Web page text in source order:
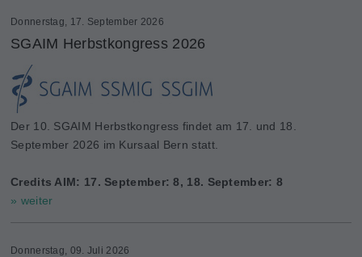
Donnerstag, 17. September 2026
SGAIM Herbstkongress 2026
Der 10. SGAIM Herbstkongress findet am 17. und 18.
September 2026 im Kursaal Bern statt.
Credits AIM: 17. September: 8, 18. September: 8
» weiter
Donnerstag, 09. Juli 2026